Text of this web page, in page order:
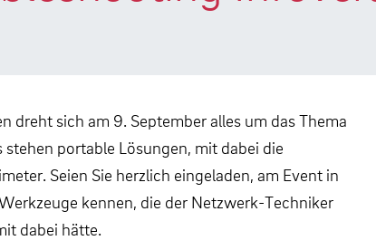
dreht sich am 9. September alles um das Thema
portable Lösungen, mit dabei die
Seien Sie herzlich eingeladen, am Event in
kennen, die der Netzwerk-Techniker
dabei hätte.